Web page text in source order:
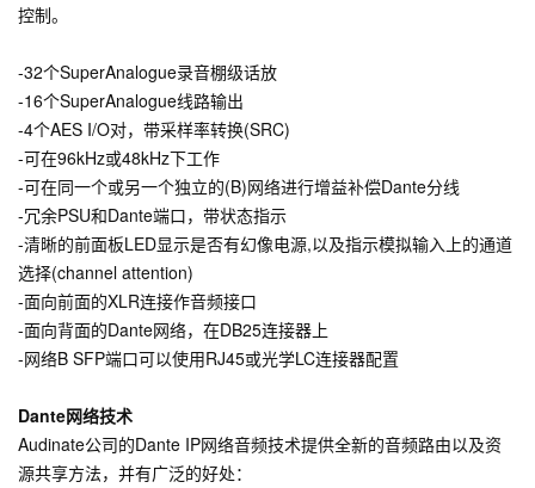
控制。
-32个SuperAnalogue录音棚级话放
-16个SuperAnalogue线路输出
-4个AES I/O对，带采样率转换(SRC)
-可在96kHz或48kHz下工作
-可在同一个或另一个独立的(B)网络进行增益补偿Dante分线
-冗余PSU和Dante端口，带状态指示
-清晰的前面板LED显示是否有幻像电源,以及指示模拟输入上的通道
选择(channel attention)
-面向前面的XLR连接作音频接口
-面向背面的Dante网络，在DB25连接器上
-网络B SFP端口可以使用RJ45或光学LC连接器配置
Dante网络技术
Audinate公司的Dante IP网络音频技术提供全新的音频路由以及资
源共享方法，并有广泛的好处：